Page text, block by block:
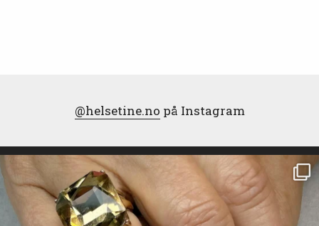
@helsetine.no på Instagram